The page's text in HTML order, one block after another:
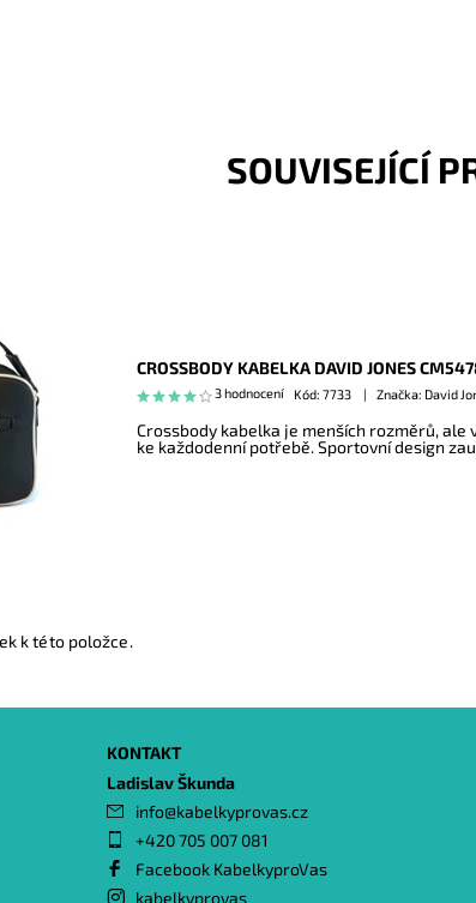
SOUVISEJÍCÍ
CROSSBODY KABELKA DAVID JONES
3 hodnocení Kód: 7733 Značka: David
Crossbody kabelka je menších rozměrů, ale
ke každodenní potřebě. Sportovní design
k této položce.
KONTAKT
Ladislav Škunda
info@kabelkyprovas.cz
+420 705 007 081
Facebook KabelkyproVas
kabelkyprovas